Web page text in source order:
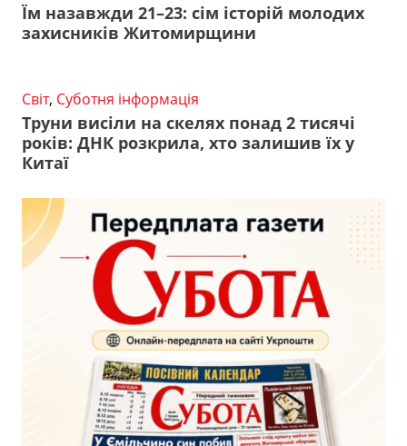
Їм назавжди 21–23: сім історій молодих
захисників Житомирщини
Світ, Суботня інформація
Труни висіли на скелях понад 2 тисячі
років: ДНК розкрила, хто залишив їх у
Китаї